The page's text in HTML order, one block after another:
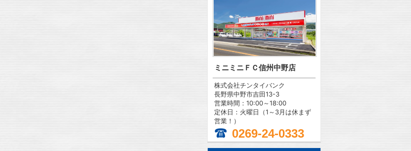
ミニミニＦＣ信州中野店
株式会社チンタイバンク
長野県中野市吉田13-3
営業時間：10:00～18:00
定休日：火曜日（1～3月は休まず
営業！）
0269-24-0333